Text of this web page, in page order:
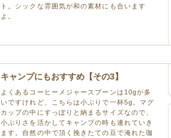
ト。シックな雰囲気が和の素材にも合います
よ。
キャンプにもおすすめ【その3】
よくあるコーヒーメジャースプーンは10gが多
いですけれど、こちらは小ぶりで一杯5g。マグ
カップの中にすっぽりと納まるサイズなので、
小ぶりさを活かしてキャンプの時も連れていき
ます。自然の中で頂く挽きたての豆で淹れた珈